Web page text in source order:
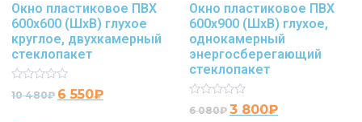
Окно пластиковое ПВХ
600х600 (ШхВ) глухое
круглое, двухкамерный
стеклопакет
Rated
0
10 480₽ 6 550₽
Окно пластиковое ПВХ
600х900 (ШхВ) глухое,
однокамерный
энергосберегающий
стеклопакет
Rated
0
6 080₽ 3 800₽